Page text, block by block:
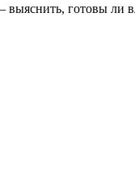
выяснить, готовы